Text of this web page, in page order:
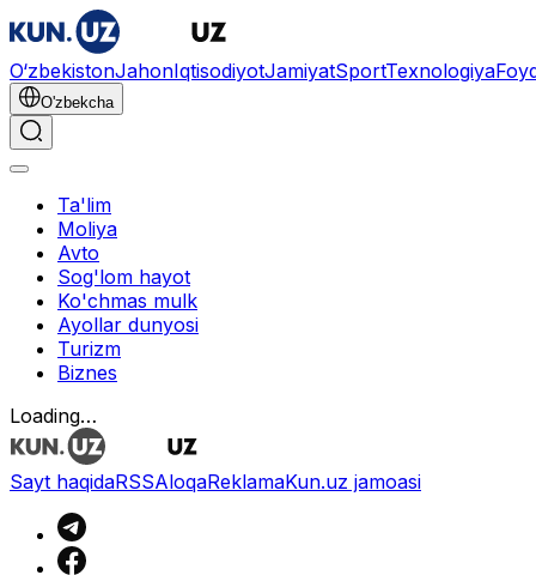
O‘zbekistonJahonIqtisodiyotJamiyatSportTexnologiya
O'zbekcha
Ta'lim
Moliya
Avto
Sog'lom hayot
Ko'chmas mulk
Ayollar dunyosi
Turizm
Biznes
Loading…
Sayt haqidaRSSAloqaReklamaKun.uz jamoasi